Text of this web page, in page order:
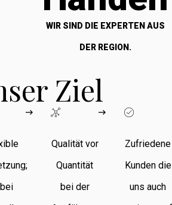
WIR SIND DIE EXPERTEN AUS
DER REGION.
Ziel
Qualität vor
Quantität
bei der
Zufriedene
Kunden die
uns auch